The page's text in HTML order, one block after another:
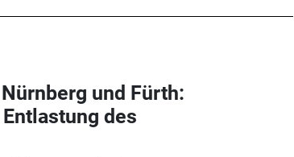
und Fürth:
des